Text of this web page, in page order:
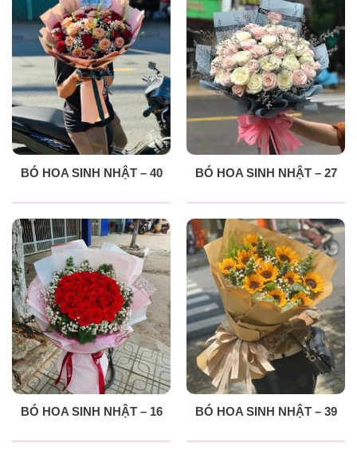
BÓ HOA SINH NHẬT – 40 BÓ HOA SINH NHẬT – 27
BÓ HOA SINH NHẬT – 16 BÓ HOA SINH NHẬT – 39